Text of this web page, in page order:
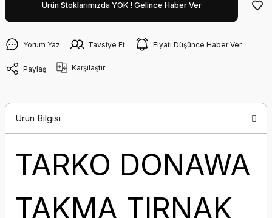
Ürün Stoklarımızda YOK ! Gelince Haber Ver
Yorum Yaz Tavsiye Et Fiyatı Düşünce Haber Ver
Paylaş Karşılaştır
Ürün Bilgisi
TARKO DONAWA
TAKMA TIRNAK